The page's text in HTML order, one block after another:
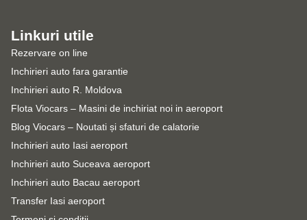
Linkuri utile
Rezervare on line
Inchirieri auto fara garantie
Inchirieri auto R. Moldova
Flota Viocars – Masini de inchiriat noi in aeroport
Blog Viocars – Noutati și sfaturi de calatorie
Inchirieri auto Iasi aeroport
Inchirieri auto Suceava aeroport
Inchirieri auto Bacau aeroport
Transfer Iasi aeroport